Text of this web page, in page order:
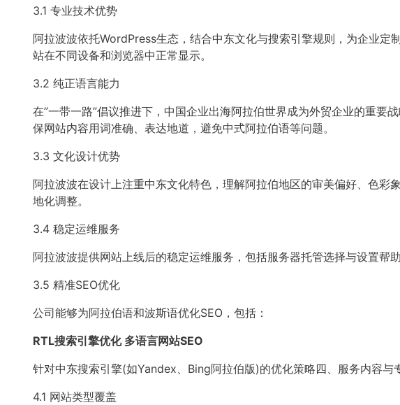
3.1 专业技术优势
阿拉波波依托WordPress生态，结合中东文化与搜索引擎规则，为企业
站在不同设备和浏览器中正常显示。
3.2 纯正语言能力
在”一带一路”倡议推进下，中国企业出海阿拉伯世界成为外贸企业的重
保网站内容用词准确、表达地道，避免中式阿拉伯语等问题。
3.3 文化设计优势
阿拉波波在设计上注重中东文化特色，理解阿拉伯地区的审美偏好、色
地化调整。
3.4 稳定运维服务
阿拉波波提供网站上线后的稳定运维服务，包括服务器托管选择与设置帮
3.5 精准SEO优化
公司能够为阿拉伯语和波斯语优化SEO，包括：
RTL搜索引擎优化 多语言网站SEO
针对中东搜索引擎(如Yandex、Bing阿拉伯版)的优化策略四、服务内容与
4.1 网站类型覆盖